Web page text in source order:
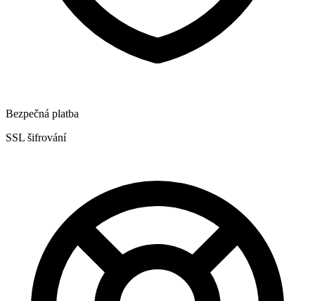
Bezpečná platba
SSL šifrování